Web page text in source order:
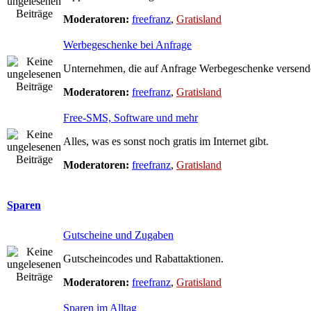
Moderatoren: freefranz, Gratisland
Werbegeschenke bei Anfrage
Unternehmen, die auf Anfrage Werbegeschenke
Moderatoren: freefranz, Gratisland
Free-SMS, Software und mehr
Alles, was es sonst noch gratis im Internet gibt.
Moderatoren: freefranz, Gratisland
Sparen
Gutscheine und Zugaben
Gutscheincodes und Rabattaktionen.
Moderatoren: freefranz, Gratisland
Sparen im Alltag